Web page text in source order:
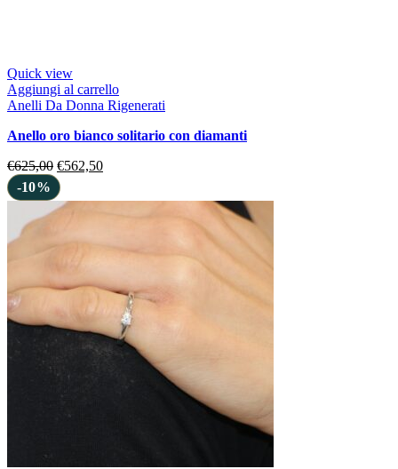
Quick view
Aggiungi al carrello
Anelli Da Donna Rigenerati
anello oro bianco solitario con diamanti
€625,00 €562,50
-10%